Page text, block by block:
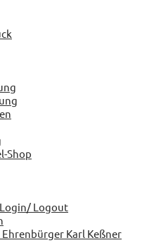
Shop
Logout
Ehrenbürger Karl Keßner